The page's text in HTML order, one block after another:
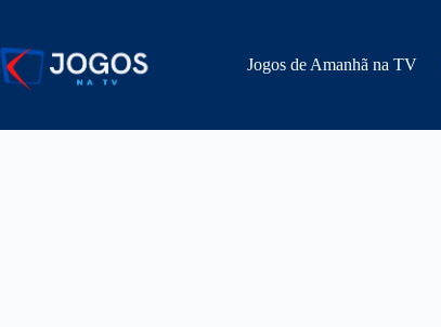
o
conteúdo
Jogos de Amanhã na TV